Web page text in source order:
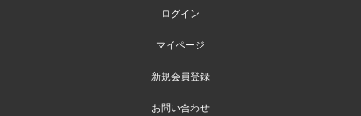
ログイン
マイページ
新規会員登録
お問い合わせ